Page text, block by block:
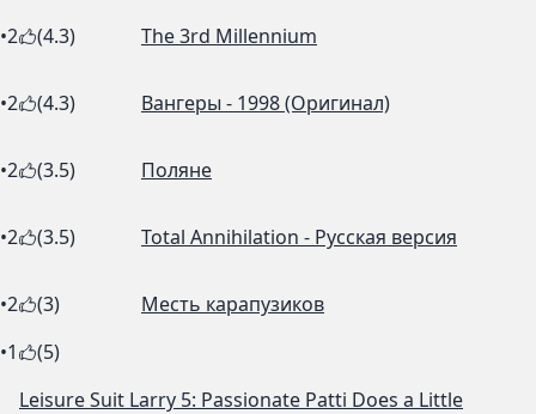
•2 (4.3) The 3rd Millennium
•2 (4.3) Вангеры - 1998 (Оригинал)
•2 (3.5) Поляне
•2 (3.5) Total Annihilation - Русская версия
•2 (3)
Месть карапузиков
•1
(5)
Leisure Suit Larry 5: Passionate Patti Does a Little